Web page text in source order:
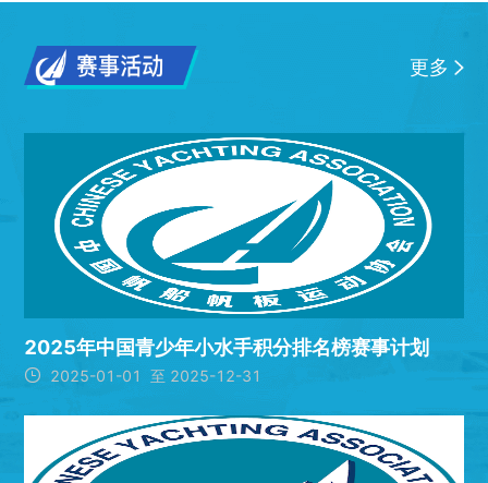
更多
2025年中国青少年小水手积分排名榜赛事计划
 2025-01-01 至 2025-12-31